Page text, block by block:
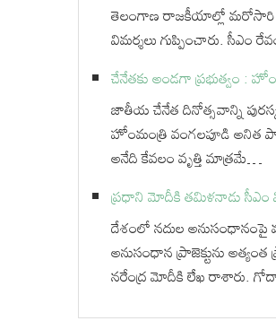
తెలంగాణ రాజకీయాల్లో మరోసారి
విమర్శలు గుప్పించారు. సీఎం
చేనేతకు అండగా ప్రభుత్వం :
జాతీయ చేనేత దినోత్సవాన్ని
హోంమంత్రి వంగలపూడి అనిత
అనేది కేవలం వృత్తి మాత్రమే…
ప్రధాని మోదీకి తమిళనాడు
దేశంలో నదుల
అనుసంధాన ప్రాజెక్టును
నరేంద్ర మోదీకి లేఖ రాశారు.